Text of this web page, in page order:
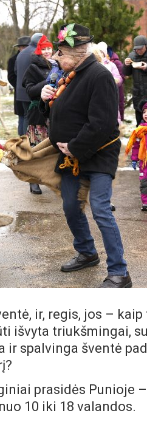
ir, regis, jos –
išvyta triukšmingai,
ir spalvinga šventė
prasidės Punioje
10 iki 18 valandos.